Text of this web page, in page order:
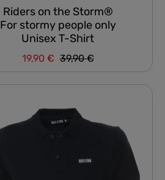
Riders on the Storm®
For stormy people only
Unisex T-Shirt
Verkaufspreis:
19,90 € Regulärer Preis:
39,90 €